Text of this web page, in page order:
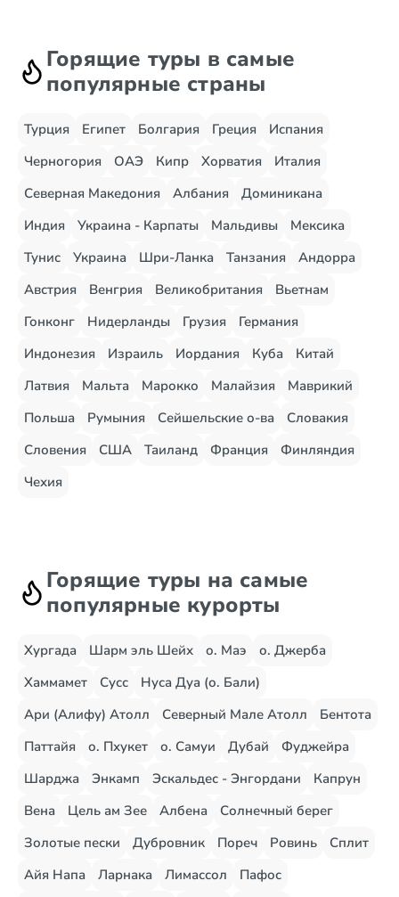
Горящие туры в самые
популярные страны
Турция Египет Болгария Греция
Испания
Черногория
ОАЭ Кипр Хорватия
Италия
Северная Македония
Албания
Доминикана
Индия
Украина - Карпаты Мальдивы
Мексика
Тунис
Украина Шри-Ланка Танзания
Андорра
Австрия
Венгрия Великобритания
Вьетнам
Гонконг
Нидерланды Грузия
Германия
Индонезия
Израиль Иордания Куба
Китай
Латвия
Мальта Марокко Малайзия
Маврикий
Польша
Румыния Сейшельские о-ва
Словакия
Словения
США Таиланд Франция
Финляндия
Чехия
Горящие туры на самые
популярные курорты
Хургада Шарм эль Шейх о. Маэ
о. Джерба
Хаммамет
Сусс
Нуса Дуа (о. Бали)
Ари (Алифу) Атолл
Северный Мале Атолл
Бентота
Паттайя
о. Пхукет о. Самуи Дубай
Фуджейра
Шарджа
Энкамп Эскальдес - Энгордани
Капрун
Вена
Цель ам Зее Албена
Солнечный берег
Золотые пески
Дубровник Пореч Ровинь
Сплит
Айя Напа
Ларнака Лимассол
Пафос